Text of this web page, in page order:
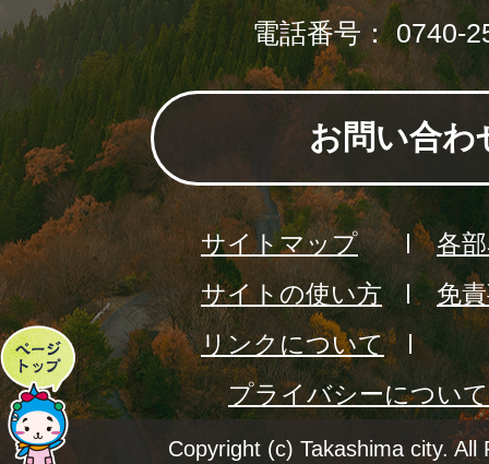
ペ
ー
ジ
電話番号： 0740-
お問い合わ
サイトマップ
各
サイトの使い方
免
リンクについて
プライバシーについて
Copyright (c) Takashima city. All